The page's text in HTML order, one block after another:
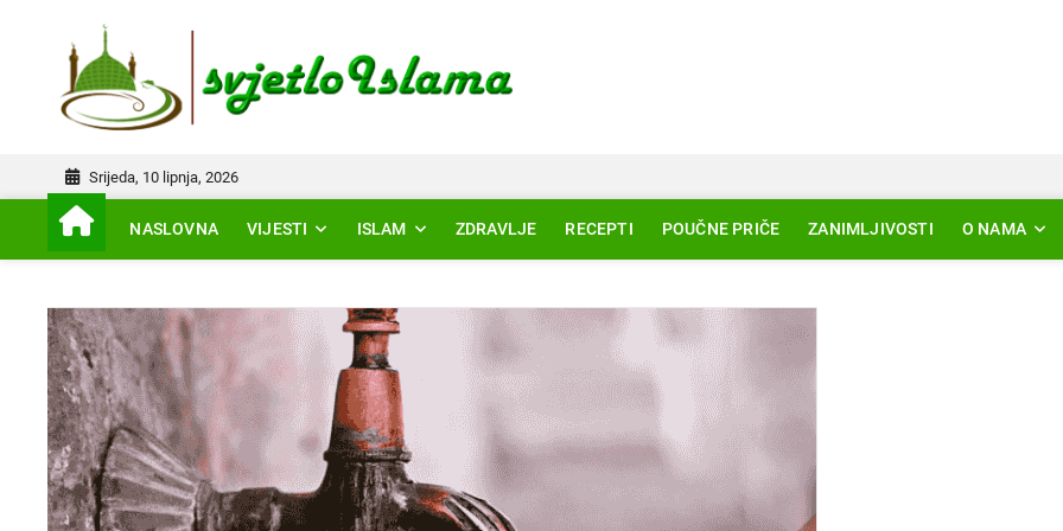
Srijeda, 10 lipnja, 2026
NASLOVNA VIJESTI ISLAM ZDRAVLJE RECEPTI POUČNE PRIČE ZANIMLJIVOSTI O NAMA